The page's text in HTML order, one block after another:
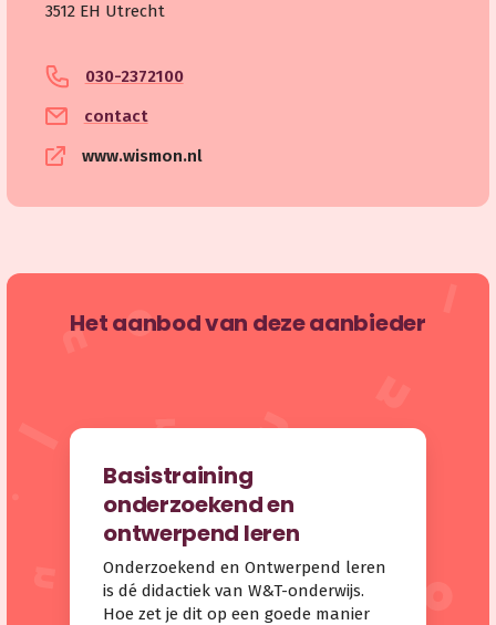
3512 EH Utrecht
030-2372100
contact
www.wismon.nl
Het aanbod van deze aanbieder
Basistraining
onderzoekend en
ontwerpend leren
Onderzoekend en Ontwerpend leren
is dé didactiek van W&T-onderwijs.
Hoe zet je dit op een goede manier